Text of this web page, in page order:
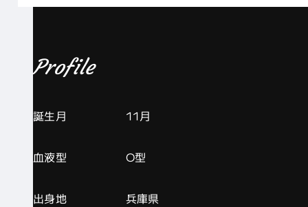
Profile
誕生月 11月
血液型 O型
出身地 兵庫県